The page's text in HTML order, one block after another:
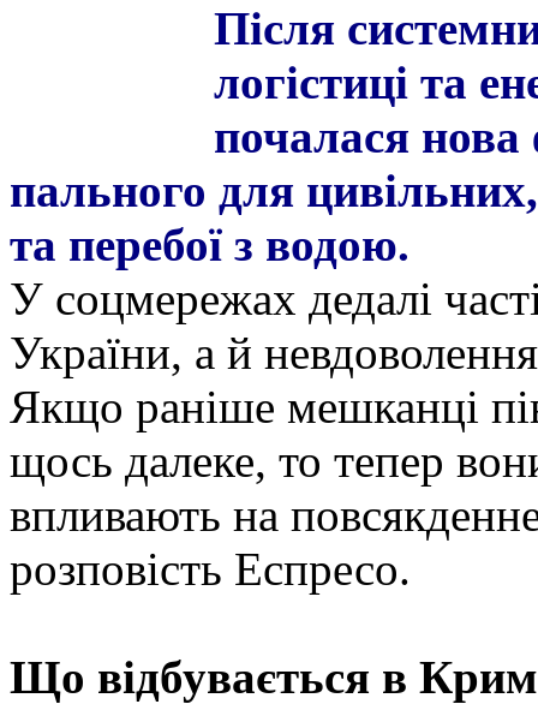
Після
логістиці та
почалася
пального для
та перебої з водою.
У соцмережах дедалі
України, а й
Якщо раніше мешканці
щось далеке, то тепер
впливають на
розповість Еспресо.
Що відбувається в